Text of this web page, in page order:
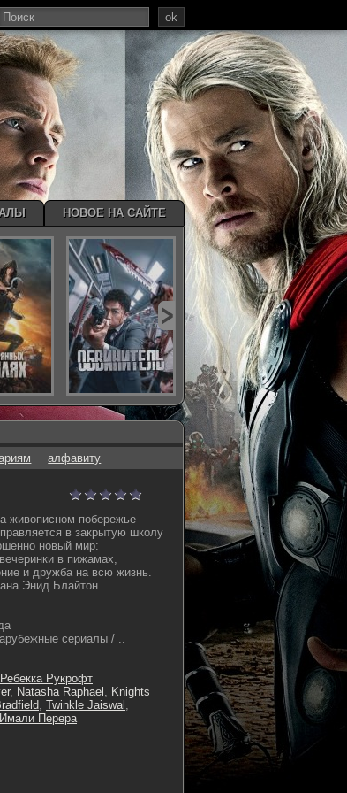
алфавиту
живописном побережье
в закрытую школу
новый мир:
в пижамах,
и дружба на всю жизнь.
Энид Блайтон....
сериалы / ..
Ребекка Рукрофт
, Natasha Raphael , Knights
, Twinkle Jaiswal ,
Имали Перера
ok
НОВОЕ НА САЙТЕ